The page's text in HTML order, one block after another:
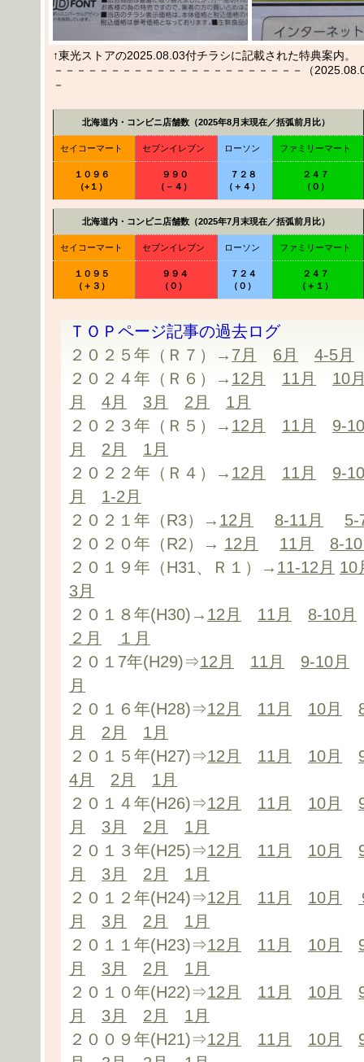
↑東光ストアの2025.08.03付チラシに記載された特典案内。
－－－－－－－－－－－－－－－－－－－－－－（
－
北海道内・コンビニ店舗数（2025年8月末現在／括弧前月比）
セイコーマート セブンイレブン ローソン ファミリーマート
１０９６
（+１）
９９０
（－４）
７２８
（＋４）
２４７
（０）
北海道内・コンビニ店舗数（2025年7月末現在／括弧前月比）
セイコーマート セブンイレブン ローソン ファミリーマート
１０９５
（＋３）
９９４
（０）
７２４
（０）
２４７
（＋１）
ＴＯＰページ記事の過去ログ
２０２５年（Ｒ７）→ 7月 6月
4-5月
２０２４年（Ｒ６）→ 12月 11月
10
月
4月 3月 2月
1月
２０２３年（Ｒ５）→ 12月 11月
9-
月
2月
1月
２０２２年（Ｒ４）→ 12月 11月
9-
月
1-2月
２０２１年（R3）→ 12月 8-11月
5-
２０２０年（R2）→ 12月 11月
8-
２０１９年（H31、Ｒ１）→ 11-12月 10
3月
２０１８年(H30)→ 12月 11月
8-10月
２月
１月
２０１7年(H29)⇒12月 11月
9-10月
月
２０１６年(H28)⇒12月 11月 10月
月
2月
1月
２０１５年(H27)⇒12月 11月 10月
4月
2月
1月
２０１４年(H26)⇒12月 11月 10月
月
3月 2月
1月
２０１３年(H25)⇒12月 11月 10月
月
3月 2月
1月
２０１２年(H24)⇒12月 11月 10月
月
3月 2月
1月
２０１１年(H23)⇒12月 11月 10月
月
3月 2月
1月
２０１０年(H22)⇒12月 11月 10月
月
3月 2月
1月
２００９年(H21)⇒12月 11月 10月